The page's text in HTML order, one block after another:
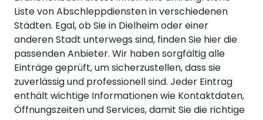
Liste von Abschleppdiensten in verschiedenen
Städten. Egal, ob Sie in Dielheim oder einer
anderen Stadt unterwegs sind, finden Sie hier die
passenden Anbieter. Wir haben sorgfältig alle
Einträge geprüft, um sicherzustellen, dass sie
zuverlässig und professionell sind. Jeder Eintrag
enthält wichtige Informationen wie Kontaktdaten,
Öffnungszeiten und Services, damit Sie die richtige